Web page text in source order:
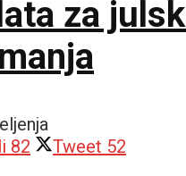
za
82 Tweet 52